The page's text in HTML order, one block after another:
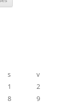
s
v
1
2
8
9